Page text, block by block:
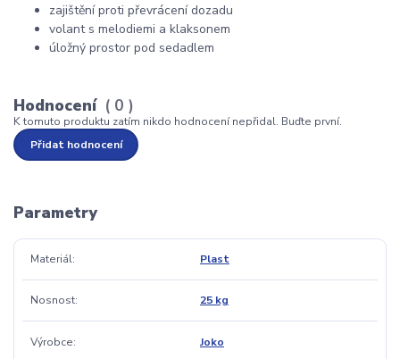
zajištění proti převrácení dozadu
volant s melodiemi a klaksonem
úložný prostor pod sedadlem
Hodnocení 0
K tomuto produktu zatím nikdo hodnocení nepřidal. Buďte první.
Přidat hodnocení
Parametry
Materiál Plast
Nosnost 25 kg
Výrobce Joko